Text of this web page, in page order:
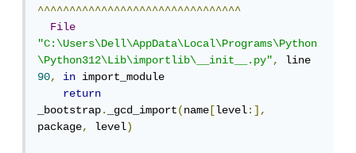
^^^^^^^^^^^^^^^^^^^^^^^^^^^^^^^^
File
"C:\Users\Dell\AppData\Local\Programs\Python
\Python312\Lib\importlib\__init__.py",
90, in import_module
return
_bootstrap. _gcd_import(name [level:],
package, level)